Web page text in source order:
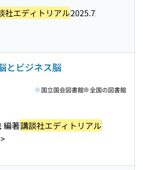
社エディトリアル2025.7
とビジネス脳
編著講談社エディトリアル
国立国会図書館 全国の図書館